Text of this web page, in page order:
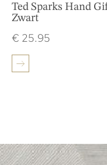
Ted Sparks Hand
Zwart
€ 25.95